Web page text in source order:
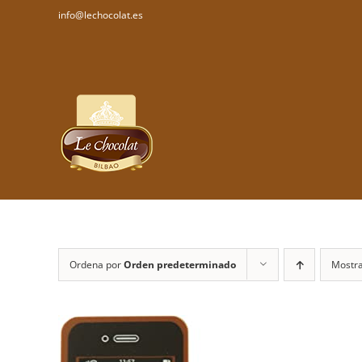
lechocolat.esSaltar
info@lechocolat.es
Ordena porOrden predeterminado